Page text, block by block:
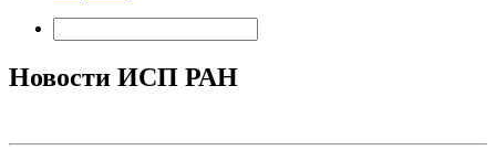
Новости ИСП РАН